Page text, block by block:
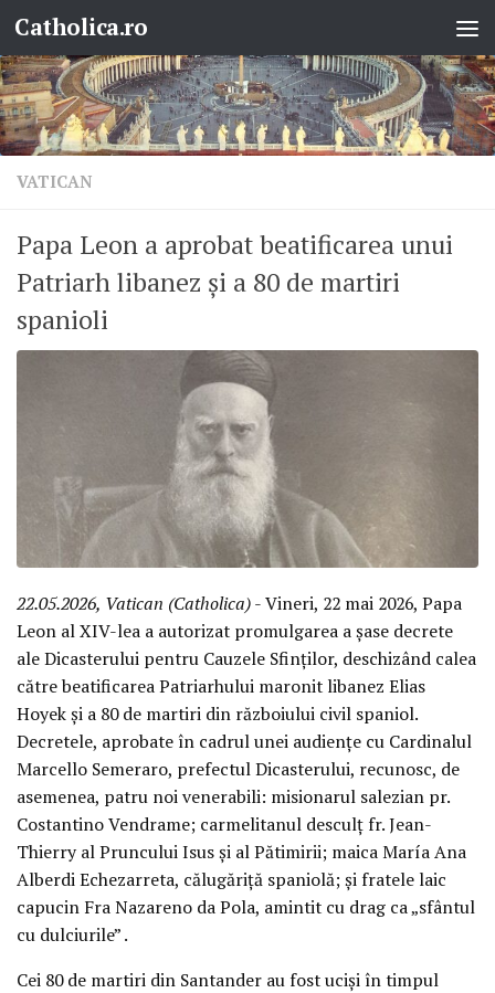
Skip to content
Catholica.ro
VATICAN
Papa Leon a aprobat beatificarea unui
Patriarh libanez și a 80 de martiri
spanioli
22.05.2026, Vatican (Catholica)- Vineri, 22 mai 2026, Papa
Leon al XIV-lea a autorizat promulgarea a șase decrete
ale Dicasterului pentru Cauzele Sfinților, deschizând calea
către beatificarea Patriarhului maronit libanez Elias
Hoyek și a 80 de martiri din războiului civil spaniol.
Decretele, aprobate în cadrul unei audiențe cu Cardinalul
Marcello Semeraro, prefectul Dicasterului, recunosc, de
asemenea, patru noi venerabili: misionarul salezian pr.
Costantino Vendrame; carmelitanul desculț fr. Jean-
Thierry al Pruncului Isus și al Pătimirii; maica María Ana
Alberdi Echezarreta, călugăriță spaniolă; și fratele laic
capucin Fra Nazareno da Pola, amintit cu drag ca „sfântul
cu dulciurile” .
Cei 80 de martiri din Santander au fost uciși în timpul